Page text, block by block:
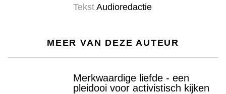
Tekst Audioredactie
MEER VAN DEZE AUTEUR
Merkwaardige liefde - een
pleidooi voor activistisch kijken